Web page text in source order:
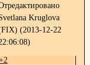
Kruglova
(2013-12-22